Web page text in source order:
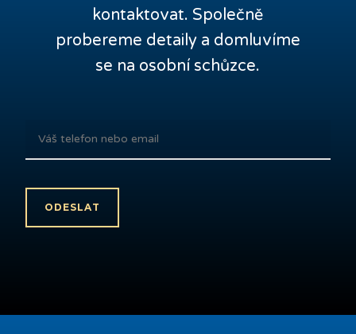
kontaktovat. Společně
probereme detaily a domluvíme
se na osobní schůzce.